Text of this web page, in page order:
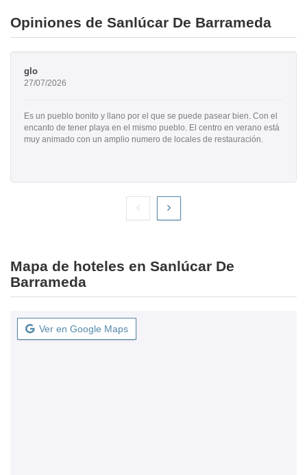
Opiniones de Sanlúcar De Barrameda
glo
27/07/2026
Es un pueblo bonito y llano por el que se puede pasear bien. Con el
encanto de tener playa en el mismo pueblo. El centro en verano está
muy animado con un amplio numero de locales de restauración.
Mapa de hoteles en Sanlúcar De
Barrameda
Ver en Google Maps